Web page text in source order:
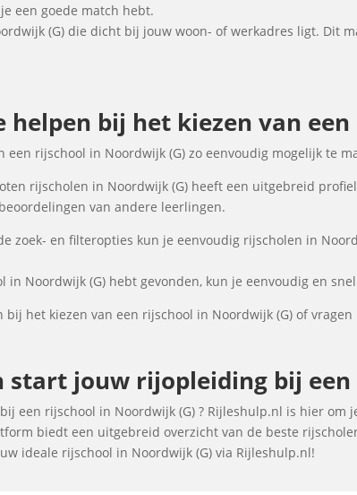
een goede match hebt.
(G) die dicht bij jouw woon- of werkadres ligt. Dit
helpen bij het kiezen van
rijschool in Noordwijk (G) zo eenvoudig mogelijk te
rijscholen in Noordwijk (G) heeft een uitgebreid
van andere leerlingen.
zoek- en filteropties kun je eenvoudig rijscholen in
in Noordwijk (G) hebt gevonden, kun je eenvoudig en
het kiezen van een rijschool in Noordwijk (G) of
start jouw rijopleiding bij
een rijschool in Noordwijk (G) ? Rijleshulp.nl is hier
biedt een uitgebreid overzicht van de beste
ideale rijschool in Noordwijk (G) via Rijleshulp.nl!